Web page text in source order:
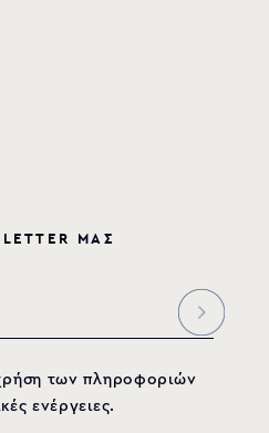
ΜΑΣ
των πληροφοριών
ενέργειες.